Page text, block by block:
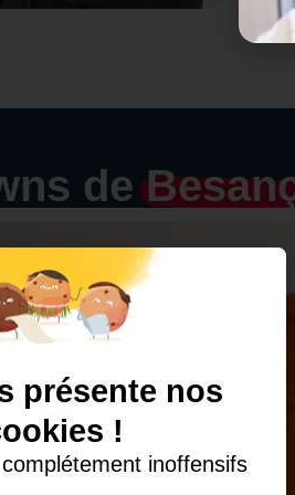
présente nos
!
inoffensifs
de